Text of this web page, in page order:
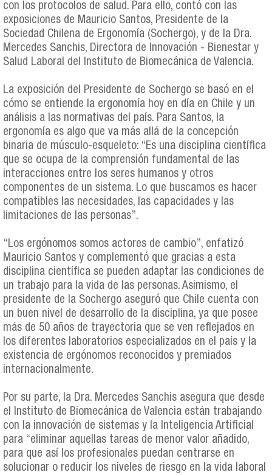
con los protocolos de salud. Para ello, contó con las
exposiciones de Mauricio Santos, Presidente de la
Sociedad Chilena de Ergonomía (Sochergo), y de la Dra.
Mercedes Sanchis, Directora de Innovación - Bienestar y
Salud Laboral del Instituto de Biomecánica de Valencia.
La exposición del Presidente de Sochergo se basó en el
cómo se entiende la ergonomía hoy en día en Chile y un
análisis a las normativas del país. Para Santos, la
ergonomía es algo que va más allá de la concepción
binaria de músculo-esqueleto: “Es una disciplina científica
que se ocupa de la comprensión fundamental de las
interacciones entre los seres humanos y otros
componentes de un sistema. Lo que buscamos es hacer
compatibles las necesidades, las capacidades y las
limitaciones de las personas”.
“Los ergónomos somos actores de cambio”, enfatizó
Mauricio Santos y complementó que gracias a esta
disciplina científica se pueden adaptar las condiciones de
un trabajo para la vida de las personas. Asimismo, el
presidente de la Sochergo aseguró que Chile cuenta con
un buen nivel de desarrollo de la disciplina, ya que posee
más de 50 años de trayectoria que se ven reflejados en
los diferentes laboratorios especializados en el país y la
existencia de ergónomos reconocidos y premiados
internacionalmente.
Por su parte, la Dra. Mercedes Sanchis asegura que desde
el Instituto de Biomecánica de Valencia están trabajando
con la innovación de sistemas y la Inteligencia Artificial
para “eliminar aquellas tareas de menor valor añadido,
para que así los profesionales puedan centrarse en
solucionar o reducir los niveles de riesgo en la vida laboral